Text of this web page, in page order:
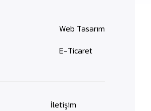
Web Tasarım
E-Ticaret
İletişim